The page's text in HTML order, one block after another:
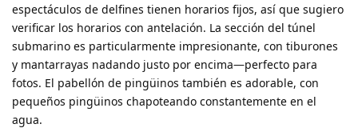
espectáculos de delfines tienen horarios fijos, así que sugiero
verificar los horarios con antelación. La sección del túnel
submarino es particularmente impresionante, con tiburones
y mantarrayas nadando justo por encima—perfecto para
fotos. El pabellón de pingüinos también es adorable, con
pequeños pingüinos chapoteando constantemente en el
agua.